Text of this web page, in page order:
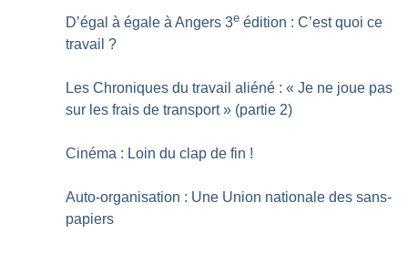
D’égal à égale à Angers 3e édition : C’est quoi ce
travail ?
Les Chroniques du travail aliéné : « Je ne joue pas
sur les frais de transport » (partie 2)
Cinéma : Loin du clap de fin !
Auto-organisation : Une Union nationale des sans-
papiers